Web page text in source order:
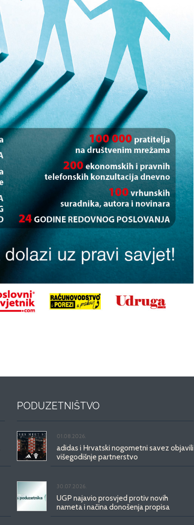
PODUZETNIŠTVO
01.08.2026.
adidas i Hrvatski nogometni savez objavili
višegodišnje partnerstvo
30.07.2026.
UGP najavio prosvjed protiv novih
nameta i načina donošenja propisa